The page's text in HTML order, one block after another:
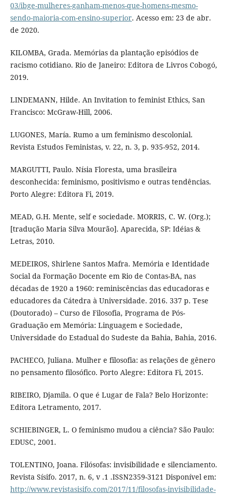
03/ibge-mulheres-ganham-menos-que-homens-mesmo-
sendo-maioria-com-ensino-superior. Acesso em: 23 de abr.
de 2020.
KILOMBA, Grada. Memórias da plantação episódios de
racismo cotidiano. Rio de Janeiro: Editora de Livros Cobogó,
2019.
LINDEMANN, Hilde. An Invitation to feminist Ethics, San
Francisco: McGraw-Hill, 2006.
LUGONES, María. Rumo a um feminismo descolonial.
Revista Estudos Feministas, v. 22, n. 3, p. 935-952, 2014.
MARGUTTI, Paulo. Nísia Floresta, uma brasileira
desconhecida: feminismo, positivismo e outras tendências.
Porto Alegre: Editora Fi, 2019.
MEAD, G.H. Mente, self e sociedade. MORRIS, C. W. (Org.);
[tradução Maria Silva Mourão]. Aparecida, SP: Idéias &
Letras, 2010.
MEDEIROS, Shirlene Santos Mafra. Memória e Identidade
Social da Formação Docente em Rio de Contas-BA, nas
décadas de 1920 a 1960: reminiscências das educadoras e
educadores da Cátedra à Universidade. 2016. 337 p. Tese
(Doutorado) – Curso de Filosofia, Programa de Pós-
Graduação em Memória: Linguagem e Sociedade,
Universidade do Estadual do Sudeste da Bahia, Bahia, 2016.
PACHECO, Juliana. Mulher e filosofia: as relações de gênero
no pensamento filosófico. Porto Alegre: Editora Fi, 2015.
RIBEIRO, Djamila. O que é Lugar de Fala? Belo Horizonte:
Editora Letramento, 2017.
SCHIEBINGER, L. O feminismo mudou a ciência? São Paulo:
EDUSC, 2001.
TOLENTINO, Joana. Filósofas: invisibilidade e silenciamento.
Revista Sísifo. 2017, n. 6, v .1 .ISSN2359-3121 Disponível em:
http://www.revistasisifo.com/2017/11/filosofas-invisibilidade-